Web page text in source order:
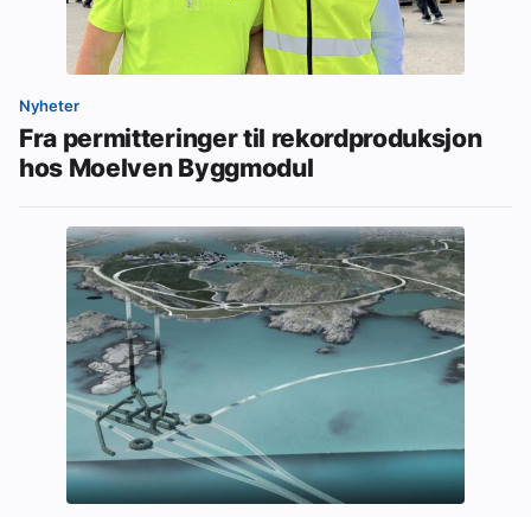
Nyheter
Fra permitteringer til rekordproduksjon
hos Moelven Byggmodul